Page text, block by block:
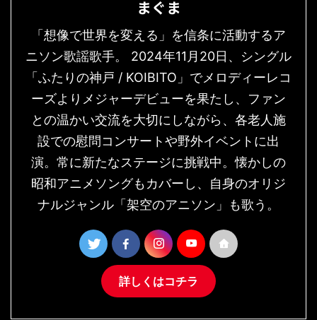
まぐま
「想像で世界を変える」を信条に活動するア
ニソン歌謡歌手。 2024年11月20日、シングル
「ふたりの神戸 / KOIBITO」でメロディーレコ
ーズよりメジャーデビューを果たし、ファン
との温かい交流を大切にしながら、各老人施
設での慰問コンサートや野外イベントに出
演。常に新たなステージに挑戦中。懐かしの
昭和アニメソングもカバーし、自身のオリジ
ナルジャンル「架空のアニソン」も歌う。
詳しくはコチラ